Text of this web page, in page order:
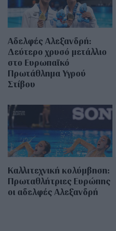
Αδελφές Αλεξανδρή:
Δεύτερο χρυσό μετάλλιο
στο Ευρωπαϊκό
Πρωτάθλημα Υγρού
Στίβου
Καλλιτεχνική κολύμβηση:
Πρωταθλήτριες Ευρώπης
οι αδελφές Αλεξανδρή